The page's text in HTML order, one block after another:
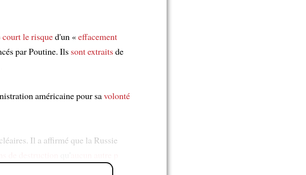
court le risqued'un «effacement
par Poutine. Ils sont extraitsde
américaine pour savolonté
Il a affirmé que la Russie